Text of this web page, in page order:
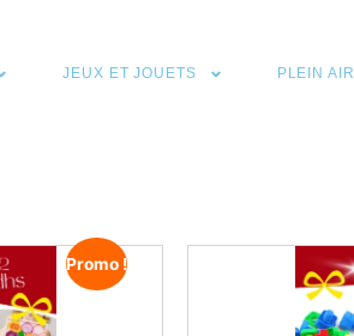
JEUX ET JOUETS PLEIN AIR
Promo !